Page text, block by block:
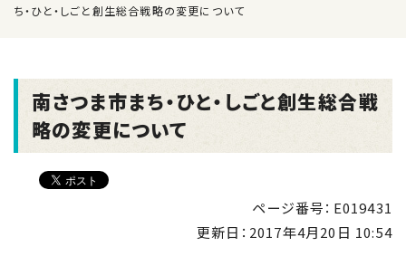
ち・ひと・しごと創生総合戦略の変更について
南さつま市まち・ひと・しごと創生総合戦
略の変更について
ページ番号：E019431
更新日： 2017年4月20日 10:54